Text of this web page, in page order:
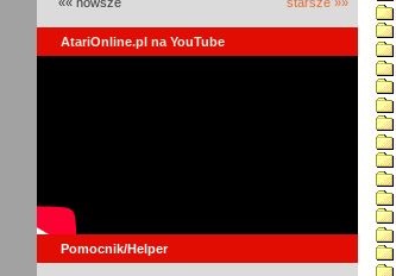
AtariOnline.pl na YouTube
Pomocnik/Helper